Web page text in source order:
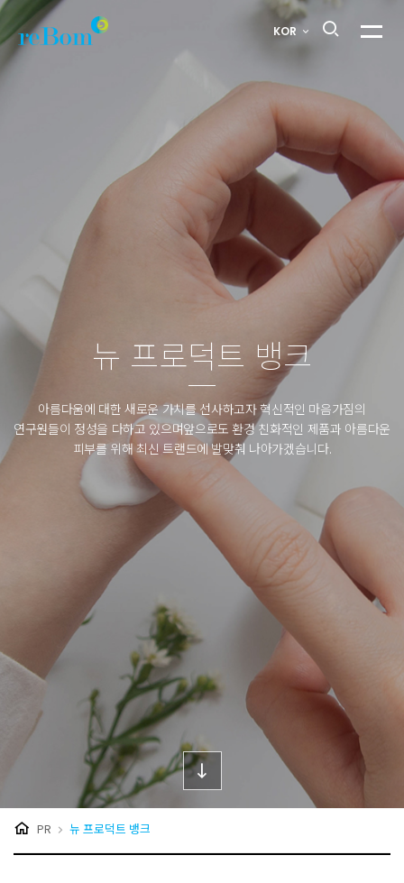
흑임자
크림
프로덕트
KOR 메뉴
뉴 프로덕트 뱅크
아름다움에 대한 새로운 가치를 선사하고자 혁신적인 마음가짐의
연구원들이 정성을 다하고 있으며앞으로도 환경 친화적인 제품과 아름다운
피부를 위해 최신 트랜드에 발맞춰 나아가겠습니다.
PR 뉴 프로덕트 뱅크